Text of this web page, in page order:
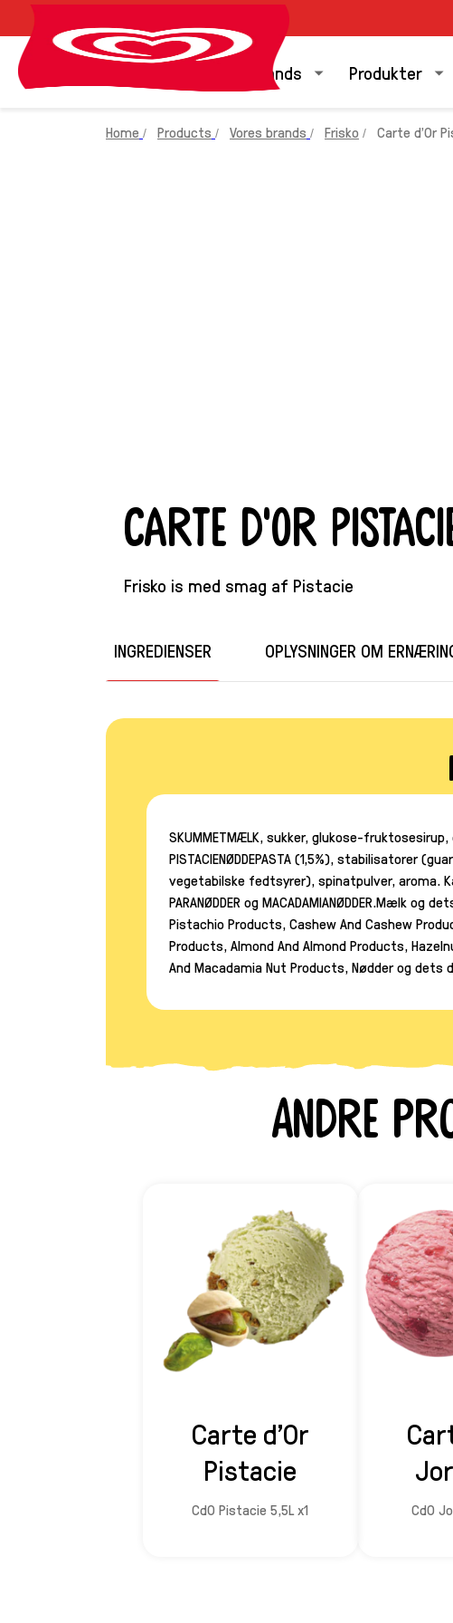
Vores brands Produkter
Home Products Vores brands Frisko Carte d'Or
Carte d'Or
Frisko is med smag af Pistacie
INGREDIENSER OPLYSNINGER OM
SKUMMETMÆLK, sukker, glukose-fruktosesirup,
PISTACIENØDDEPASTA (1,5%), stabilisatorer
vegetabilske fedtsyrer), spinatpulver, aroma. Kan
PARANØDDER og MACADAMIANØDDER.Mælk
Pistachio Products, Cashew And Cashew
Products, Almond And Almond Products,
And Macadamia Nut Products, Nødder og dets
Andre
Carte d'Or
Pistacie
CdO Pistacie 5,5L x1 CdO